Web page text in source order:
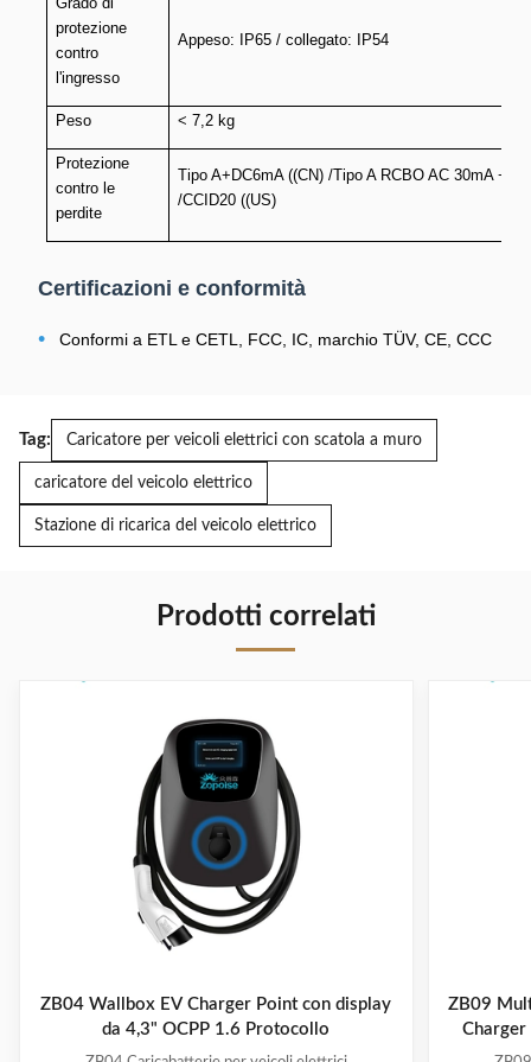
protezione
contro
l'ingresso
Appeso: IP65 / collegato: IP54
Peso < 7,2 kg
Protezione
contro le
perdite
Tipo A+DC6mA ((CN) /Tipo A RCBO AC 30mA
/CCID20 ((US)
Certificazioni e conformità
• Conformi a ETL e CETL, FCC, IC, marchio TÜV, CE, CCC
Tag: Caricatore per veicoli elettrici con scatola a muro
caricatore del veicolo elettrico
Stazione di ricarica del veicolo elettrico
Prodotti correlati
ZB04 Wallbox EV Charger Point con display
da 4,3" OCPP 1.6 Protocollo
ZB09
Charger